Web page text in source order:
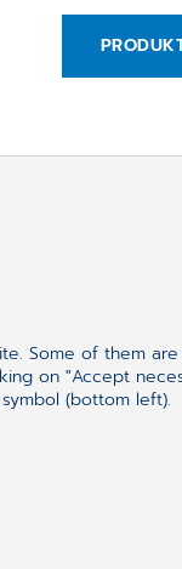
Some of them
on "Accept
(bottom left).